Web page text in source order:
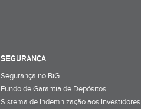
SEGURANÇA
Segurança no BiG
Fundo de Garantia de Depósitos
Sistema de Indemnização aos Investidores